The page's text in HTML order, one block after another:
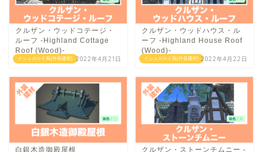
イシュガルド風(外装建材)
クルザン・ウッドコテージ・
ルーフ -Highland Cottage
Roof (Wood)-
2022年4月21日 イシュガルド風(外装建材)
クルザン・ウッドハウス・ル
ーフ -Highland House Roof
(Wood)-
2022年4月22日
白銀木造御殿屋根
クルザン・ストーンチムニー -